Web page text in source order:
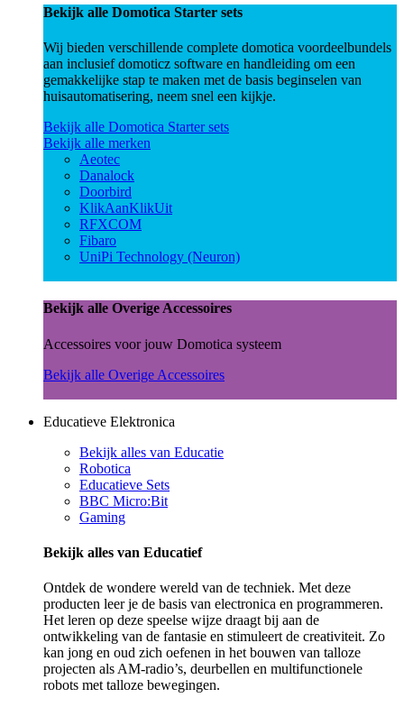
Bekijk alle Domotica Starter sets
Wij bieden verschillende complete domotica voordeelbundels
aan inclusief domoticz software en handleiding om een
gemakkelijke stap te maken met de basis beginselen van
huisautomatisering, neem snel een kijkje.
Bekijk alle Domotica Starter sets
Bekijk alle merken
Aeotec
Danalock
Doorbird
KlikAanKlikUit
RFXCOM
Fibaro
UniPi Technology (Neuron)
Bekijk alle Overige Accessoires
Accessoires voor jouw Domotica systeem
Bekijk alle Overige Accessoires
Educatieve Elektronica
Bekijk alles van Educatie
Robotica
Educatieve Sets
BBC Micro:Bit
Gaming
Bekijk alles van Educatief
Ontdek de wondere wereld van de techniek. Met deze
producten leer je de basis van electronica en programmeren.
Het leren op deze speelse wijze draagt bij aan de
ontwikkeling van de fantasie en stimuleert de creativiteit. Zo
kan jong en oud zich oefenen in het bouwen van talloze
projecten als AM-radio’s, deurbellen en multifunctionele
robots met talloze bewegingen.